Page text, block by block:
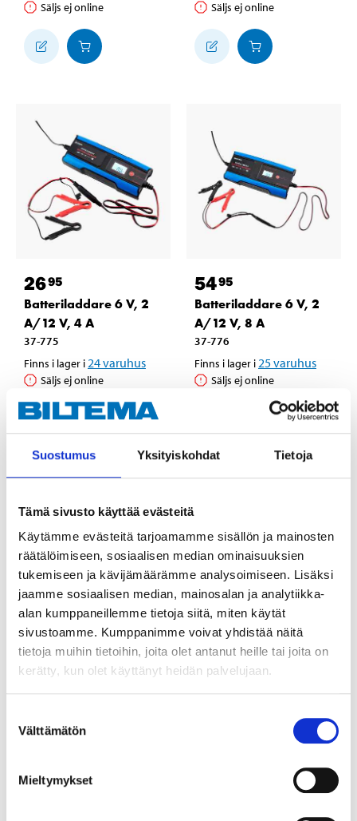
Suostumus Yksityiskohdat Tietoja
Tämä sivusto käyttää evästeitä
Käytämme evästeitä tarjoamamme sisällön ja mainosten
räätälöimiseen, sosiaalisen median ominaisuuksien
tukemiseen ja kävijämäärämme analysoimiseen. Lisäksi
jaamme sosiaalisen median, mainosalan ja analytiikka-
alan kumppaneillemme tietoja siitä, miten käytät
sivustoamme. Kumppanimme voivat yhdistää näitä
tietoja muihin tietoihin, joita olet antanut heille tai joita on
kerätty, kun olet käyttänyt heidän palvelujaan.
valinta
Välttämätön
Mieltymykset
Säljs ej online Säljs ej online
2695
Batteriladdare 6 V, 2
A/12 V, 4 A
37-775
Finns i lager i 24varuhus
Säljs ej online
5495
Batteriladdare 6 V, 2
A/12 V, 8 A
37-776
Finns i lager i 25varuhus
Säljs ej online
3695
Batteriladdare, 6/12
Finns i lager i
1995
Batteriladdare 6/12 V,
varuhus